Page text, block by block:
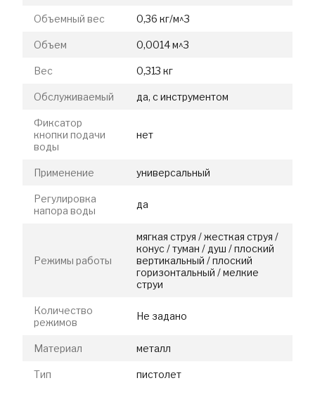
Объемный вес 0,36 кг/м^3
Объем 0,0014 м^3
Вес 0,313 кг
Обслуживаемый да, с инструментом
Фиксатор
кнопки подачи
воды
нет
Применение универсальный
Регулировка
напора воды
да
Режимы работы
мягкая струя / жесткая струя /
конус / туман / душ / плоский
вертикальный / плоский
горизонтальный / мелкие
струи
Количество
режимов
Не задано
Материал металл
Тип пистолет